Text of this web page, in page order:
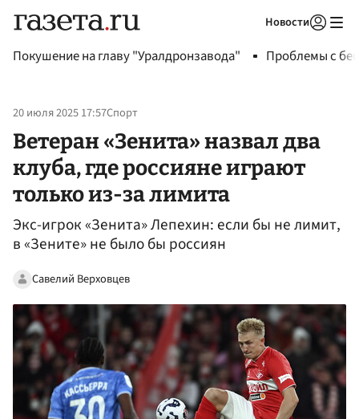
Новости
Покушение на главу "Уралдронзавода" Проблемы с
20 июля 2025 17:57Спорт
Ветеран «Зенита» назвал два
клуба, где россияне играют
только из-за лимита
Экс-игрок «Зенита» Лепехин: если бы не лимит,
в «Зените» не было бы россиян
Савелий Верховцев